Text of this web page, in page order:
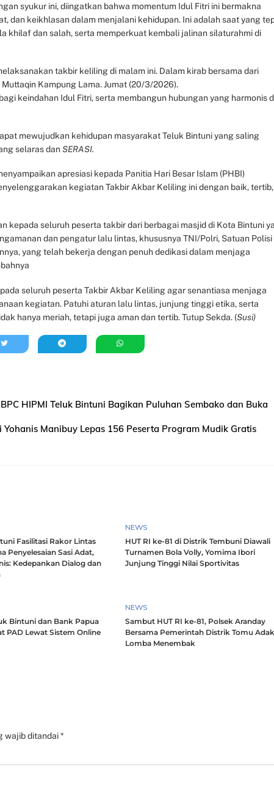
syukur ini, diingatkan bahwa momentum Idul Fitri ini bermakna
dan keikhlasan dalam menjalani kehidupan. Ini adalah saat yang
khilaf dan salah, serta memperkuat kembali jalinan silaturahmi di
takbir keliling di malam ini. Dalam kirab bersama dari
Kampung Lama. Jumat (20/3/2026).
keindahan Idul Fitri, serta membangun hubungan yang harmonis
mewujudkan kehidupan masyarakat Teluk Bintuni yang saling
selaras danSERASI.
apresiasi kepada Panitia Hari Besar Islam (PHBI)
kegiatan Takbir Akbar Keliling ini dengan baik, tertib,
kepada seluruh peserta takbir dari berbagai masjid di Kota Bintuni
dan pengatur lalu lintas, khususnya TNI/Polri, Satuan Polisi
yang telah bekerja dengan penuh dedikasi dalam menjaga
seluruh peserta Takbir Akbar Keliling agar senantiasa menjaga
kegiatan. Patuhi aturan lalu lintas, junjung tinggi etika, serta
hanya meriah, tetapi juga aman dan tertib. Tutup Sekda. (Susi)
HIPMI Teluk Bintuni Bagikan Puluhan Sembako dan Buka
Yohanis Manibuy Lepas 156 Peserta Program Mudik Gratis
Fasilitasi Rakor Lintas
Penyelesaian Sasi Adat,
Kedepankan Dialog dan
NEWS
HUT RI ke-81 di Distrik Tembuni Diawali
Turnamen Bola Volly, Yomima Ibori
Junjung Tinggi Nilai Sportivitas
Bintuni dan Bank Papua
PAD Lewat Sistem Online
NEWS
Sambut HUT RI ke-81, Polsek Aranday
Bersama Pemerintah Distrik Tomu
Lomba Menembak
wajib ditandai*